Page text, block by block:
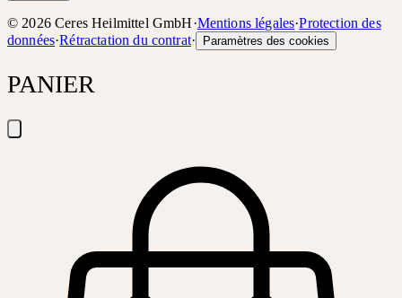
© 2026 Ceres Heilmittel GmbH·Mentions légales·Protection des
données·Rétractation du contrat· Paramètres des cookies
PANIER